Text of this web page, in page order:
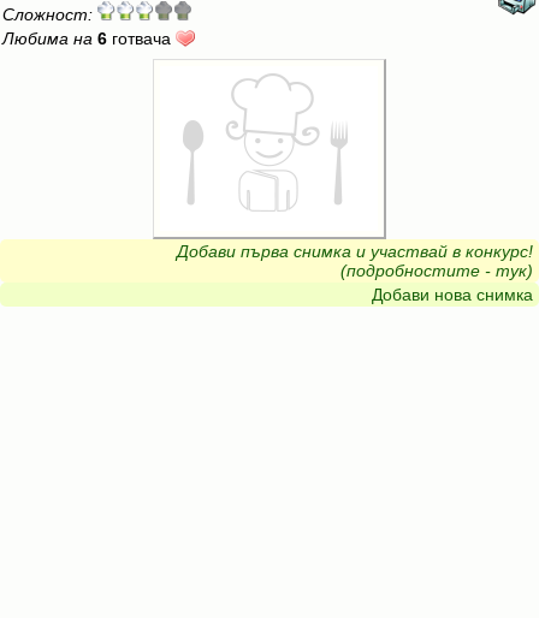
Сложност:
Любима на 6 готвача
Добави първа снимка и участвай в конкурс!
(подробностите - тук)
Добави нова снимка